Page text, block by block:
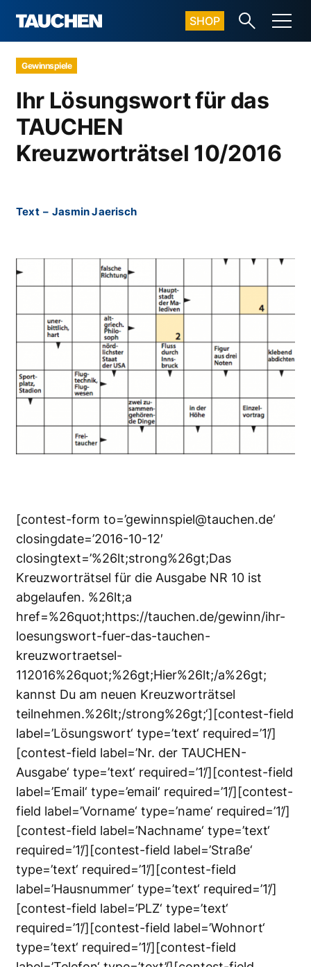
SHOP
Gewinnspiele
Ihr Lösungswort für das
TAUCHEN
Kreuzworträtsel 10/2016
Text – Jasmin Jaerisch
[contest-form to=’gewinnspiel@tauchen.de‘
closingdate=’2016-10-12′
closingtext=’%26lt;strong%26gt;Das
Kreuzworträtsel für die Ausgabe NR 10 ist
abgelaufen. %26lt;a
href=%26quot;https://tauchen.de/gewinn/ihr-
loesungswort-fuer-das-tauchen-
kreuzwortraetsel-
112016%26quot;%26gt;Hier%26lt;/a%26gt;
kannst Du am neuen Kreuzworträtsel
teilnehmen.%26lt;/strong%26gt;‘][contest-field
label=’Lösungswort‘ type=’text‘ required=’1’/]
[contest-field label=’Nr. der TAUCHEN-
Ausgabe‘ type=’text‘ required=’1’/][contest-field
label=’Email‘ type=’email‘ required=’1’/][contest-
field label=’Vorname‘ type=’name‘ required=’1’/]
[contest-field label=’Nachname‘ type=’text‘
required=’1’/][contest-field label=’Straße‘
type=’text‘ required=’1’/][contest-field
label=’Hausnummer‘ type=’text‘ required=’1’/]
[contest-field label=’PLZ‘ type=’text‘
required=’1’/][contest-field label=’Wohnort‘
type=’text‘ required=’1’/][contest-field